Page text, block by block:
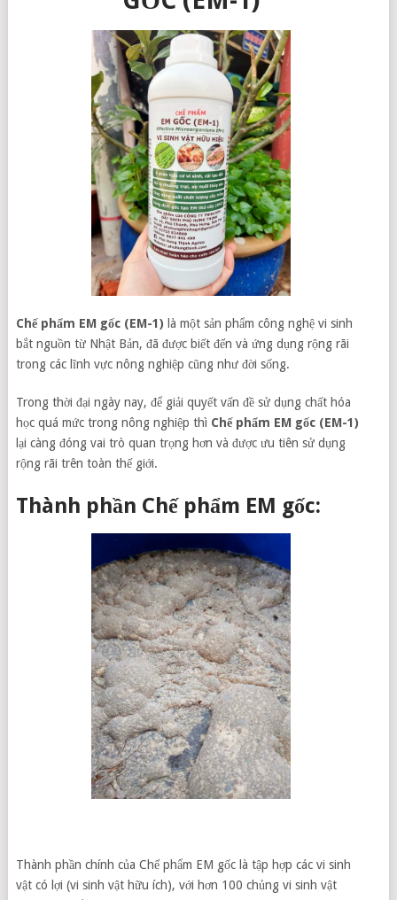
Chế phẩm EM gốc (EM-1) là một sản phẩm công nghệ vi sinh
bắt nguồn từ Nhật Bản, đã được biết đến và ứng dụng rộng rãi
trong các lĩnh vực nông nghiệp cũng như đời sống.
Trong thời đại ngày nay, để giải quyết vấn đề sử dụng chất hóa
học quá mức trong nông nghiệp thì Chế phẩm EM gốc (EM-1)
lại càng đóng vai trò quan trọng hơn và được ưu tiên sử dụng
rộng rãi trên toàn thế giới.
Thành phần Chế phẩm EM gốc:
Thành phần chính của Chế phẩm EM gốc là tập hợp các vi sinh
vật có lợi (vi sinh vật hữu ích), với hơn 100 chủng vi sinh vật